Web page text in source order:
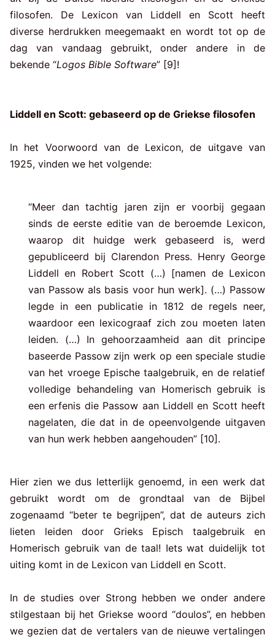
filosofen. De Lexicon van Liddell en Scott heeft
diverse herdrukken meegemaakt en wordt tot op de
dag van vandaag gebruikt, onder andere in de
bekende “Logos Bible Software” [9]!
Liddell en Scott: gebaseerd op de Griekse filosofen
In het Voorwoord van de Lexicon, de uitgave van
1925, vinden we het volgende:
“Meer dan tachtig jaren zijn er voorbij gegaan
sinds de eerste editie van de beroemde Lexicon,
waarop dit huidge werk gebaseerd is, werd
gepubliceerd bij Clarendon Press. Henry George
Liddell en Robert Scott (…) [namen de Lexicon
van Passow als basis voor hun werk]. (…) Passow
legde in een publicatie in 1812 de regels neer,
waardoor een lexicograaf zich zou moeten laten
leiden. (…) In gehoorzaamheid aan dit principe
baseerde Passow zijn werk op een speciale studie
van het vroege Epische taalgebruik, en de relatief
volledige behandeling van Homerisch gebruik is
een erfenis die Passow aan Liddell en Scott heeft
nagelaten, die dat in de opeenvolgende uitgaven
van hun werk hebben aangehouden” [10].
Hier zien we dus letterlijk genoemd, in een werk dat
gebruikt wordt om de grondtaal van de Bijbel
zogenaamd “beter te begrijpen”, dat de auteurs zich
lieten leiden door Grieks Episch taalgebruik en
Homerisch gebruik van de taal! Iets wat duidelijk tot
uiting komt in de Lexicon van Liddell en Scott.
In de studies over Strong hebben we onder andere
stilgestaan bij het Griekse woord “doulos”, en hebben
we gezien dat de vertalers van de nieuwe vertalingen